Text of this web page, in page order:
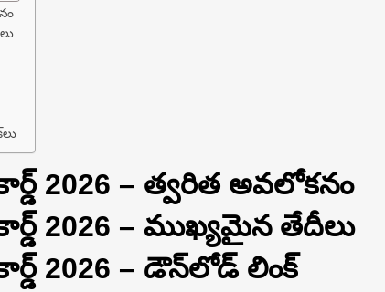
2026 – త్వరిత అవలోకనం
2026 – ముఖ్యమైన తేదీలు
2026 – డౌన్‌లోడ్ లింక్